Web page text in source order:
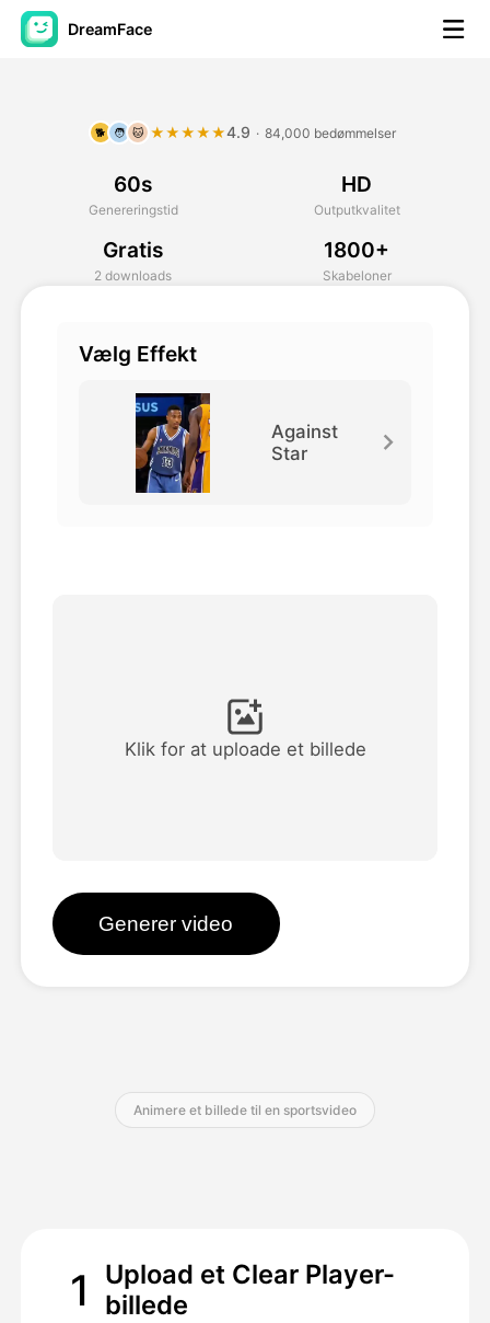
DreamFace
Avatar video
AI video
Se alle skabeloner
Blog
🐕 🧑 🐱 ★★★★★4.9 · 84,000 bedømmelser
60s
Genereringstid
HD
Outputkvalitet
Gratis
2 downloads
1800+
Skabeloner
Vælg Effekt
Against
Star
Klik for at uploade et billede
Generer video
Animere et billede til en sportsvideo
1
Upload et Clear Player-
billede